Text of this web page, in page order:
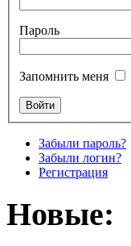
Пароль
Запомнить меня
Забыли пароль?
Забыли логин?
Регистрация
Новые: